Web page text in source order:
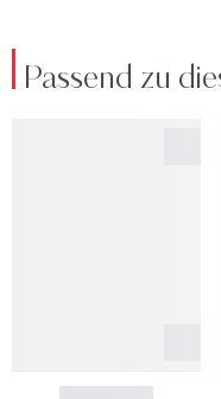
Passend zu